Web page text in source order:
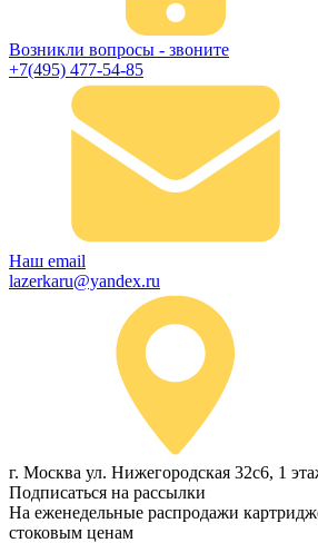
Возникли вопросы - звоните
+7(495) 477-54-85
Наш email
lazerkaru@yandex.ru
г. Москва ул. Нижегородская 32с6, 1
Подписаться на рассылки
На еженедельные распродажи
стоковым ценам